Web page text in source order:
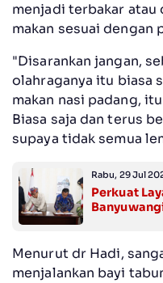
menjadi terbakar atau
makan sesuai dengan
"Disarankan jangan,
olahraganya itu biasa
makan nasi padang,
Biasa saja dan terus
supaya tidak semua
Rabu, 29 Jul
Perkuat
Menurut dr Hadi,
menjalankan bayi